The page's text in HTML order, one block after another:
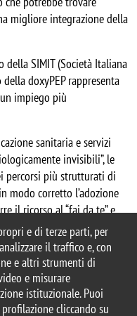
e di terze parti, per
il traffico e, con
e altri strumenti di
e misurare
istituzionale. Puoi
cliccando su
migliore integrazione della
della SIMIT (Società Italiana
doxyPEP rappresenta
impiego più
sanitaria e servizi
invisibili”, le
percorsi più strutturati di
modo corretto l’adozione
il ricorso al “fai da te” e
antibiotici.
Studi di Milano-Bicocca